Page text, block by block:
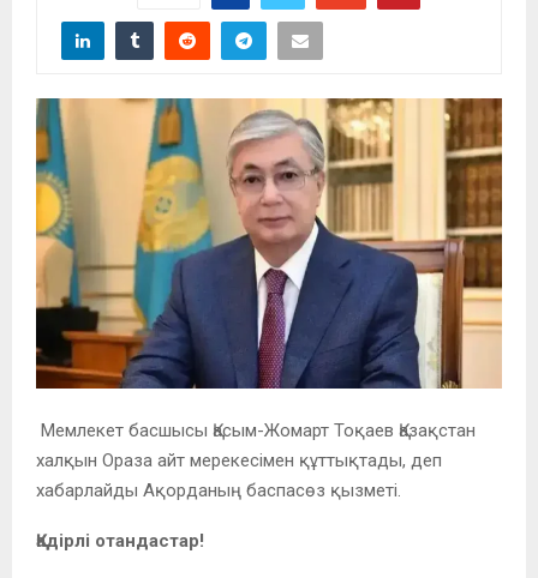
Мемлекет басшысы Қасым-Жомарт Тоқаев Қазақстан
халқын Ораза айт мерекесімен құттықтады, деп
хабарлайды Ақорданың баспасөз қызметі.
Қадірлі отандастар!